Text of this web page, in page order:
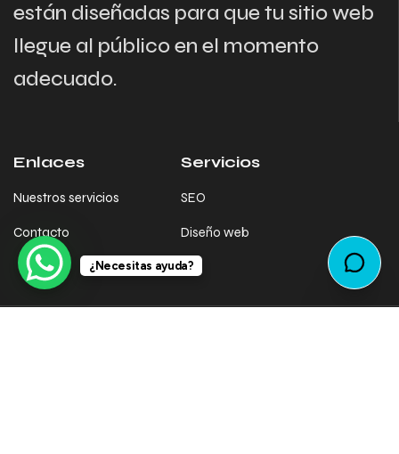
están diseñadas para que tu sitio web
llegue al público en el momento
adecuado.
Enlaces
Nuestros servicios
Contacto
Servicios
SEO
Diseño web
¿Necesitas ayuda?